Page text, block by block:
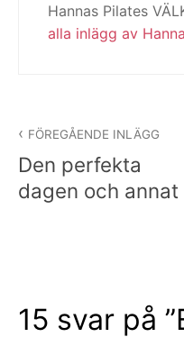
Hannas Pilates
alla inlägg av
FÖREGÅENDE INLÄGG
Den perfekta
dagen och annat
15 svar på ”